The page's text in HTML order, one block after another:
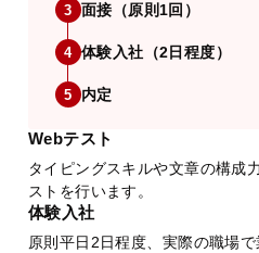
3 面接（原則1回）
4 体験入社（2日程度）
5 内定
Webテスト
タイピングスキルや文章の構成
ストを行います。
体験入社
原則平日2日程度、実際の職場